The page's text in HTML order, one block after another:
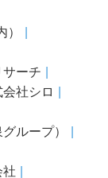
ーチ
社シロ
ループ）
社